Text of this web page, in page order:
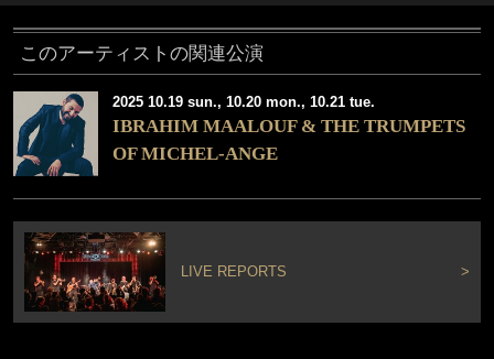
このアーティストの関連公演
2025 10.19 sun., 10.20 mon., 10.21 tue.
IBRAHIM MAALOUF & THE TRUMPETS
OF MICHEL-ANGE
LIVE REPORTS >